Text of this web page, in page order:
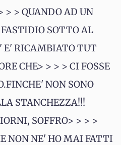
> > QUANDO AD UN
SOTTO AL
E' RICAMBIATO TUT
CHE> > > > CI FOSSE
NON SONO
STANCHEZZA!!!
SOFFRO> > > >
NON NE' HO MAI FATTI